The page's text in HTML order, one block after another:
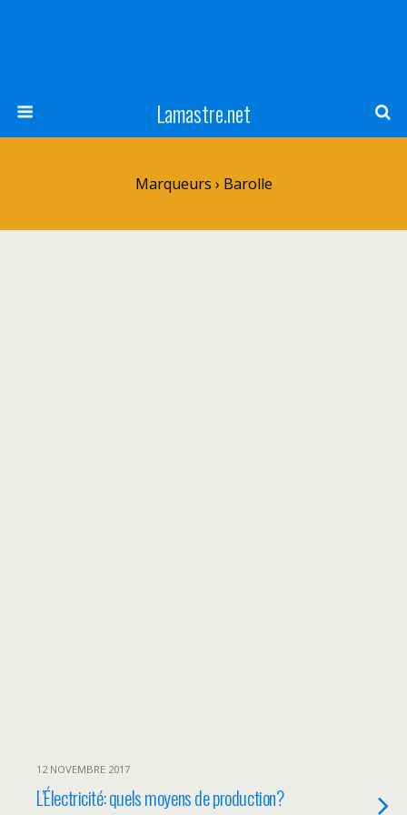
Lamastre.net
Marqueurs › Barolle
12 NOVEMBRE 2017
L’Électricité: quels moyens de production?